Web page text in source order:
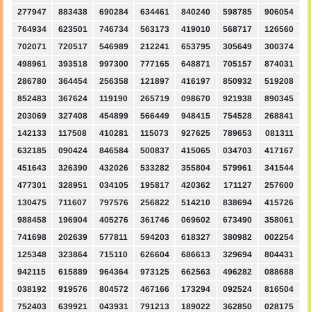
277947
883438 690284 634461 840240 598785
906054
764934
623501 746734 563173 419010 568717
126560
702071
720517 546989 212241 653795 305649
300374
498961
393518 997300 777165 648871 705157
874031
286780
364454 256358 121897 416197 850932
519208
852483
367624 119190 265719 098670 921938
890345
203069
327408 454899 566449 948415 754528
268841
142133
117508 410281 115073 927625 789653
081311
632185
090424 846584 500837 415065 034703
417167
451643
326390 432026 533282 355804 579961
341544
477301
328951 034105 195817 420362 171127
257600
130475
711607 797576 256822 514210 838694
415726
988458
196904 405276 361746 069602 673490
358061
741698
202639 577811 594203 618327 380982
002254
125348
323864 715110 626604 686613 329694
804431
942115
615889 964364 973125 662563 496282
088688
038192
919576 804572 467166 173294 092524
816504
752403
639921 043931 791213 189022 362850
028175